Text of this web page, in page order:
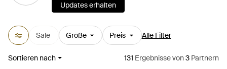
Updates erhalten
Sale Größe Preis Alle Filter
Sortieren nach 131 Ergebnissevon3 Partnern